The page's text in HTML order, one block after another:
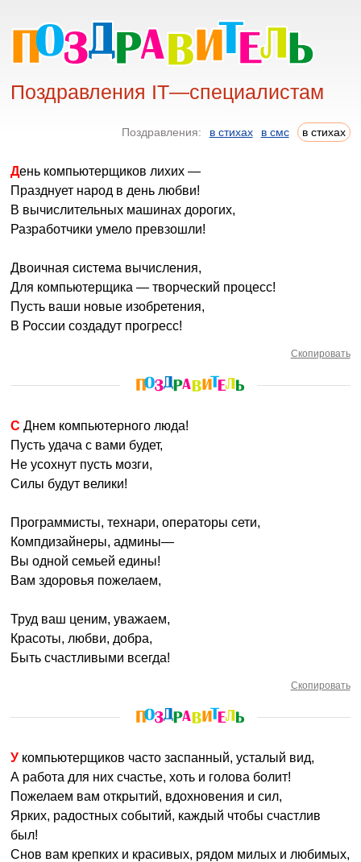
Поздравления IT—специалистам
Поздравления: в стихах в смс в стихах
День компьютерщиков лихих —
Празднует народ в день любви!
В вычислительных машинах дорогих,
Разработчики умело превзошли!
Двоичная система вычисления,
Для компьютерщика — творческий процесс!
Пусть ваши новые изобретения,
В России создадут прогресс!
Скопировать
С Днем компьютерного люда!
Пусть удача с вами будет,
Не усохнут пусть мозги,
Силы будут велики!
Программисты, технари, операторы сети,
Компдизайнеры, админы—
Вы одной семьей едины!
Вам здоровья пожелаем,
Труд ваш ценим, уважаем,
Красоты, любви, добра,
Быть счастливыми всегда!
Скопировать
У компьютерщиков часто заспанный, усталый вид,
А работа для них счастье, хоть и голова болит!
Пожелаем вам открытий, вдохновения и сил,
Ярких, радостных событий, каждый чтобы счастлив
был!
Снов вам крепких и красивых, рядом милых и любимых,